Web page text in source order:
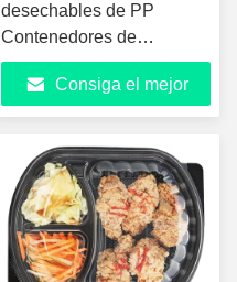
desechables de PP
Contenedores de
almacenamiento de
alimentos en microondas
con tapa redonda Negro
Preparación de comidas
de plástico
Consiga el mejor